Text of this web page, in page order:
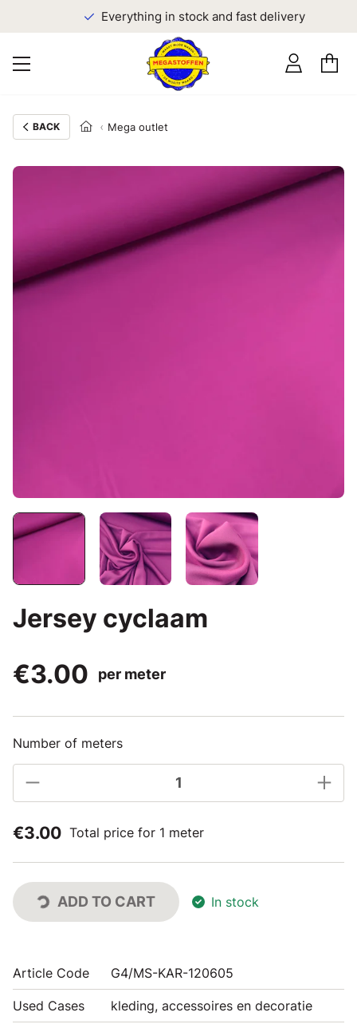
Everything in stock and fast delivery
BACK Mega outlet
Jersey cyclaam
€3.00
per meter
Number of meters
€3.00 Total price for 1 meter
ADD TO CART In stock
Article Code G4/MS-KAR-120605
Used Cases kleding, accessoires en decoratie